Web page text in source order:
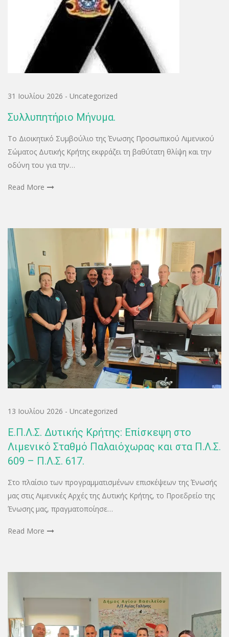
31 Ιουλίου 2026 - Uncategorized
Συλλυπητήριο Μήνυμα.
Το Διοικητικό Συμβούλιο της Ένωσης Προσωπικού Λιμενικού
Σώματος Δυτικής Κρήτης εκφράζει τη βαθύτατη θλίψη και την
οδύνη του για την…
Read More
13 Ιουλίου 2026 - Uncategorized
Ε.Π.Λ.Σ. Δυτικής Κρήτης: Επίσκεψη στο
Λιμενικό Σταθμό Παλαιόχωρας και στα Π.Λ.Σ.
609 – Π.Λ.Σ. 617.
Στο πλαίσιο των προγραμματισμένων επισκέψεων της Ένωσής
μας στις Λιμενικές Αρχές της Δυτικής Κρήτης, το Προεδρείο της
Ένωσης μας, πραγματοποίησε…
Read More